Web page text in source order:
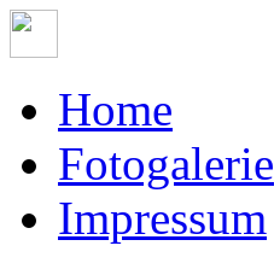
Home
Fotogalerie
Impressum